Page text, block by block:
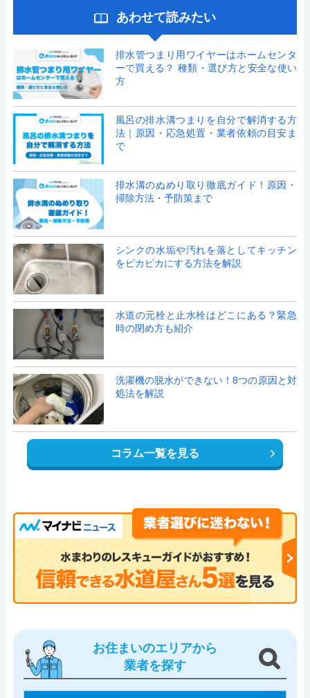
あわせて読みたい
排水管つまり用ワイヤーはホームセンタ
ーで買える？ 種類・選び方と安全な使い
方
風呂の排水溝つまりを自分で解消する方
法｜原因・応急処置・業者依頼の目安ま
で
排水溝のぬめり取り徹底ガイド！原因・
掃除方法・予防策まで
シンクの水垢や汚れを落としてキッチン
をピカピカにする方法を解説
水道の元栓と止水栓はどこにある？緊急
時の閉め方も紹介
洗濯機の脱水ができない！8つの原因と対
処法を解説
コラム一覧を見る
お住まいのエリアから
業者を探す